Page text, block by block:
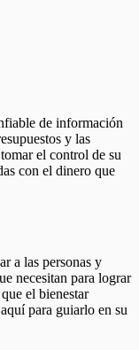
de información
y las
el control de su
con el dinero que
a las personas y
necesitan para lograr
el bienestar
para guiarlo en su